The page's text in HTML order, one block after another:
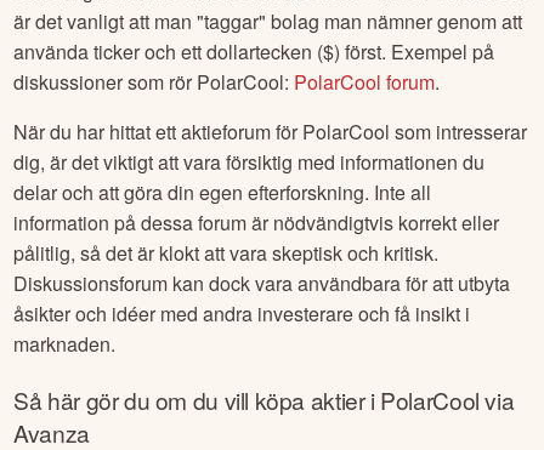
är det vanligt att man "taggar" bolag man nämner genom att
använda ticker och ett dollartecken ($) först. Exempel på
diskussioner som rör PolarCool: PolarCool forum.
När du har hittat ett aktieforum för PolarCool som intresserar
dig, är det viktigt att vara försiktig med informationen du
delar och att göra din egen efterforskning. Inte all
information på dessa forum är nödvändigtvis korrekt eller
pålitlig, så det är klokt att vara skeptisk och kritisk.
Diskussionsforum kan dock vara användbara för att utbyta
åsikter och idéer med andra investerare och få insikt i
marknaden.
Så här gör du om du vill köpa aktier iPolarCoolvia
Avanza